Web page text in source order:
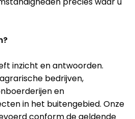
inzicht en antwoorden.
bedrijven,
en
in het buitengebied. Onze